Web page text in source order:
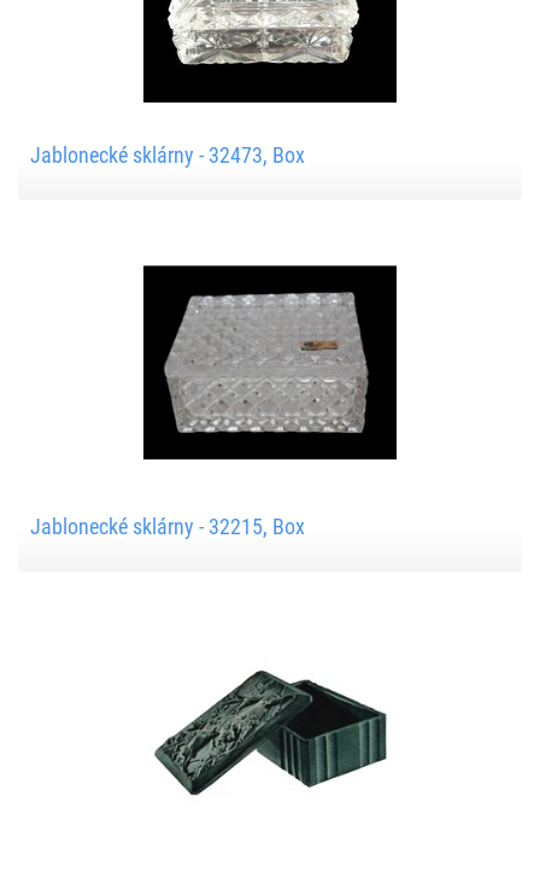
Jablonecké sklárny - 32473, Box
Jablonecké sklárny - 32215, Box